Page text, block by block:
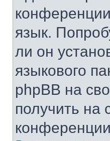
язык.
ли он
языкового
phpBB на
получить на